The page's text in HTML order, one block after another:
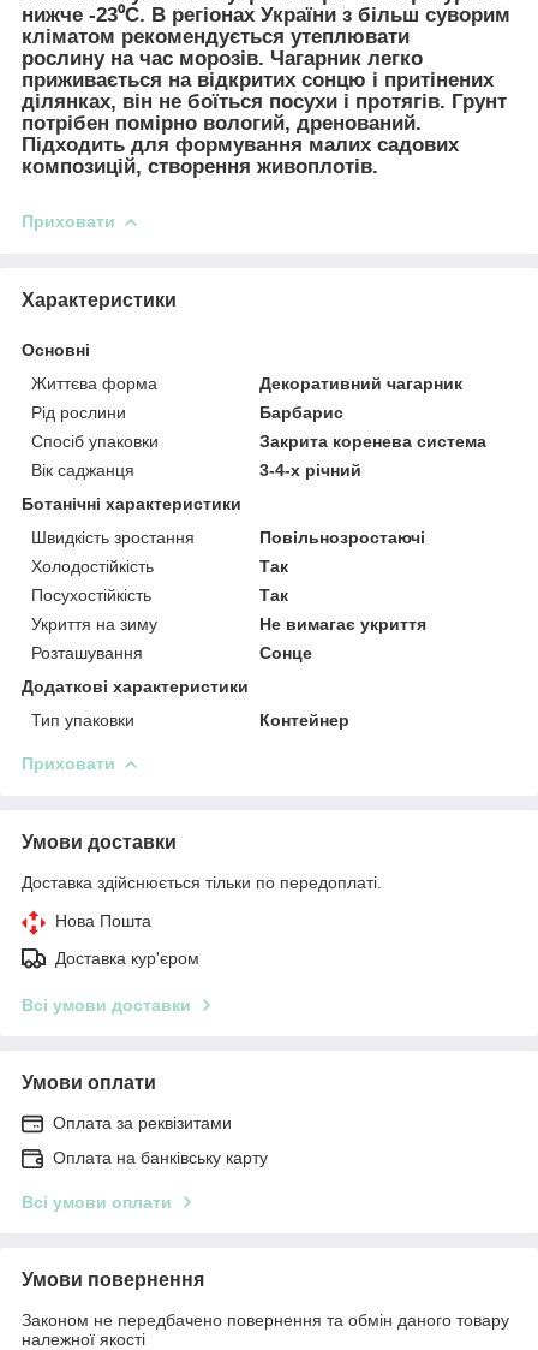
нижче -23⁰C. В регіонах України з більш суворим
кліматом рекомендується утеплювати
рослину на час морозів. Чагарник легко
приживається на відкритих сонцю і притінених
ділянках, він не боїться посухи і протягів. Грунт
потрібен помірно вологий, дренований.
Підходить для формування малих садових
композицій, створення живоплотів.
Приховати
Характеристики
Основні
Життєва форма
Декоративний чагарник
Рід рослини
Барбарис
Спосіб упаковки
Закрита коренева система
Вік саджанця
3-4-х річний
Ботанічні характеристики
Швидкість зростання
Повільнозростаючі
Холодостійкість
Так
Посухостійкість
Так
Укриття на зиму
Не вимагає укриття
Розташування
Сонце
Додаткові характеристики
Тип упаковки
Контейнер
Приховати
Умови доставки
Доставка здійснюється тільки по передоплаті.
Нова Пошта
Доставка кур'єром
Всі умови доставки
Умови оплати
Оплата за реквізитами
Оплата на банківську карту
Всі умови оплати
Умови повернення
Законом не передбачено повернення та обмін даного товару
належної якості